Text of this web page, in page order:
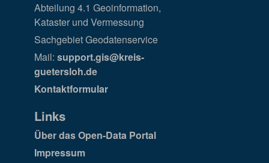
Abteilung 4.1 Geoinformation,
Kataster und Vermessung
Sachgebiet Geodatenservice
Mail: support.gis@kreis-
guetersloh.de
Kontaktformular
Links
Über das Open-Data Portal
Impressum